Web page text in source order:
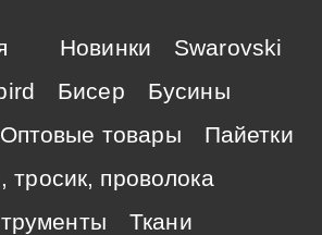
Новинки
Swarovski
Бисер
Бусины
Оптовые товары
Пайетки
тросик, проволока
Ткани